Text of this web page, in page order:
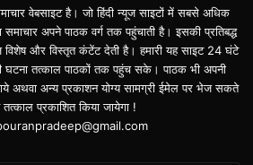
वेबसाइट है। जो हिंदी न्यूज साइटों में सबसे अधिक
समाचार अपने पाठक वर्ग तक पहुंचाती है। इसकी प्रतिबद्ध
विशेष और विस्तृत कंटेंट देती है। हमारी यह साइट 24 घंटे
घटना तत्काल पाठकों तक पहुंच सके। पाठक भी अपनी
अथवा अन्य प्रकाशन योग्य सामग्री ईमेल पर भेज सकते
तत्काल प्रकाशित किया जायेगा !